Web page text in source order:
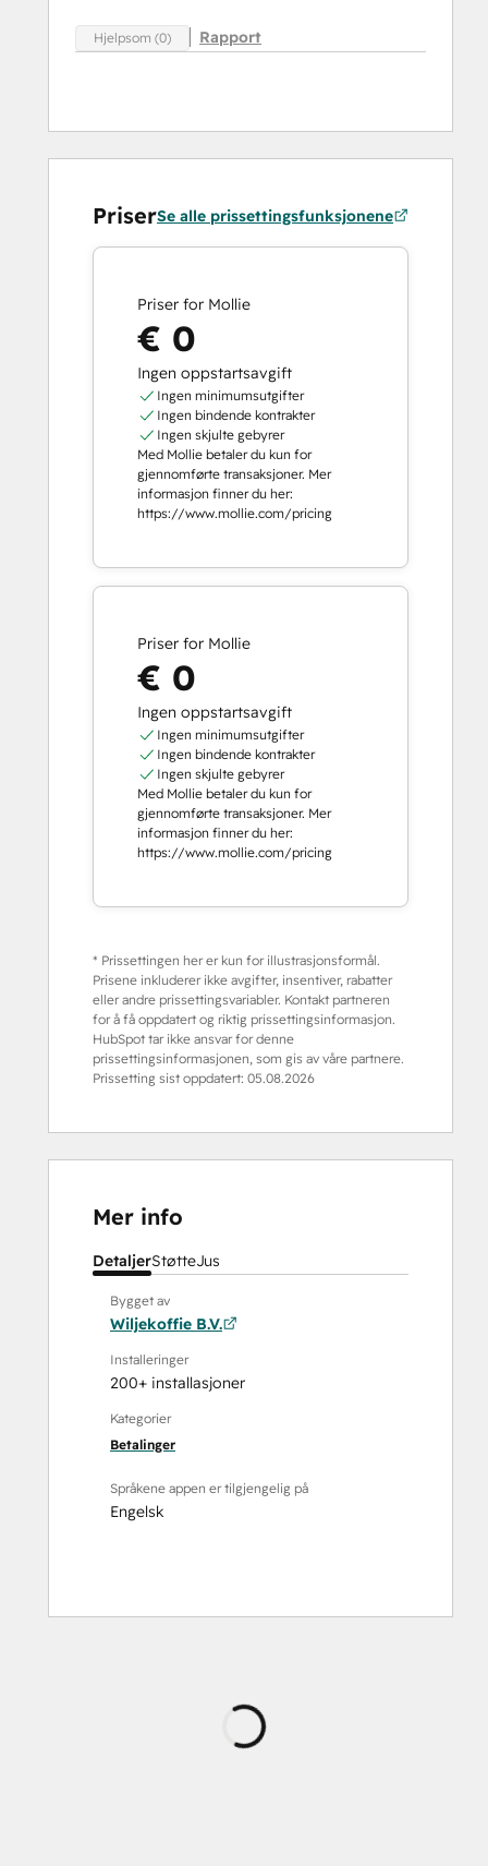
Hjelpsom (0) Rapport
PriserSe alle prissettingsfunksjonene
Priser for Mollie
€ 0
Ingen oppstartsavgift
Ingen minimumsutgifter
Ingen bindende kontrakter
Ingen skjulte gebyrer
Med Mollie betaler du kun for
gjennomførte transaksjoner. Mer
informasjon finner du her:
https://www.mollie.com/pricing
Priser for Mollie
€ 0
Ingen oppstartsavgift
Ingen minimumsutgifter
Ingen bindende kontrakter
Ingen skjulte gebyrer
Med Mollie betaler du kun for
gjennomførte transaksjoner. Mer
informasjon finner du her:
https://www.mollie.com/pricing
* Prissettingen her er kun for illustrasjonsformål.
Prisene inkluderer ikke avgifter, insentiver, rabatter
eller andre prissettingsvariabler. Kontakt partneren
for å få oppdatert og riktig prissettingsinformasjon.
HubSpot tar ikke ansvar for denne
prissettingsinformasjonen, som gis av våre partnere.
Prissetting sist oppdatert: 05.08.2026
Mer info
DetaljerStøtteJus
Bygget av
Wiljekoffie B.V.
Installeringer
200+ installasjoner
Kategorier
Betalinger
Språkene appen er tilgjengelig på
Engelsk
Laster